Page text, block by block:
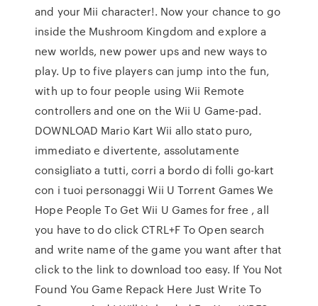
and your Mii character!. Now your chance to go
inside the Mushroom Kingdom and explore a
new worlds, new power ups and new ways to
play. Up to five players can jump into the fun,
with up to four people using Wii Remote
controllers and one on the Wii U Game-pad.
DOWNLOAD Mario Kart Wii allo stato puro,
immediato e divertente, assolutamente
consigliato a tutti, corri a bordo di folli go-kart
con i tuoi personaggi Wii U Torrent Games We
Hope People To Get Wii U Games for free , all
you have to do click CTRL+F To Open search
and write name of the game you want after that
click to the link to download too easy. If You Not
Found You Game Repack Here Just Write To